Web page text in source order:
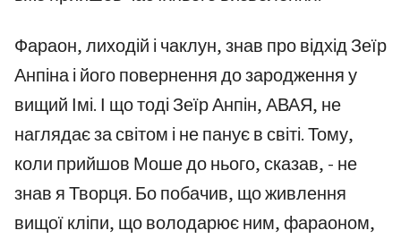
Фараон, лиходій і чаклун, знав про відхід Зеїр
Анпіна і його повернення до зародження у
вищий Імі. І що тоді Зеїр Анпін, АВАЯ, не
наглядає за світом і не панує в світі. Тому,
коли прийшов Моше до нього, сказав, - не
знав я Творця. Бо побачив, що живлення
вищої кліпи, що володарює ним, фараоном,